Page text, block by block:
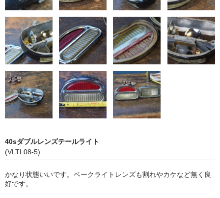
40sダブルレンズテールライト
(VLTL08-5)
かなり状態いいです。ベークライトレンズも割れやカケなど無く良
好です。